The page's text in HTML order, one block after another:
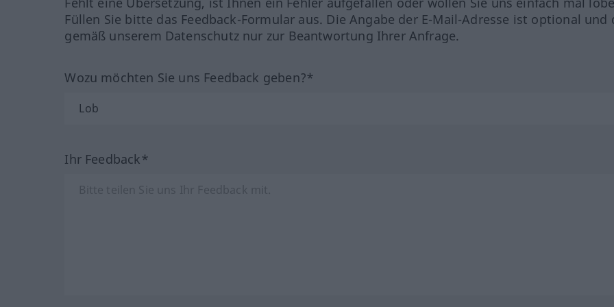
Füllen Sie bitte das Feedback-Formular aus. Die Angabe der E-Mail-Adresse ist optional und
gemäß unserem Datenschutz nur zur Beantwortung Ihrer Anfrage.
Wozu möchten Sie uns Feedback geben?*
Ihr Feedback*